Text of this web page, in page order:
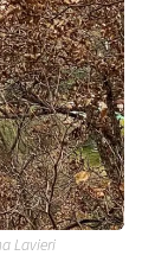
Lavieri